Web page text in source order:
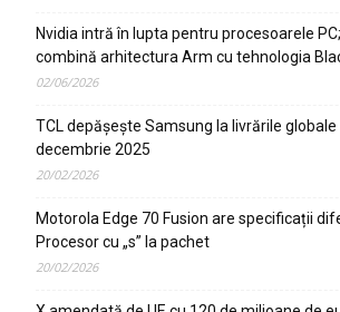
Nvidia intră în lupta pentru procesoarele
combină arhitectura Arm cu tehnologia
02/06/2026
TCL depășește Samsung la livrările
decembrie 2025
20/02/2026
Motorola Edge 70 Fusion are specificații
Procesor cu „s” la pachet
20/02/2026